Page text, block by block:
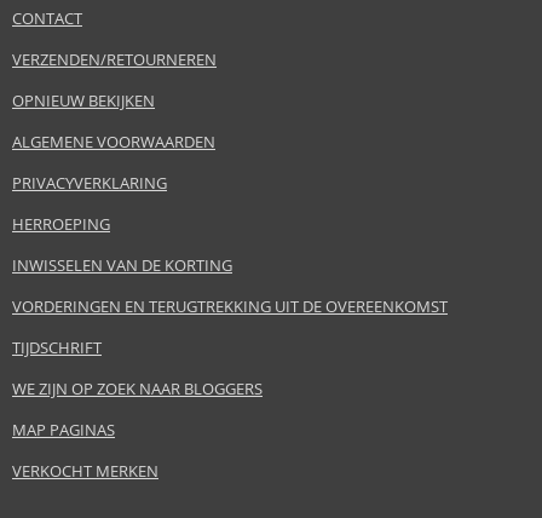
CONTACT
VERZENDEN/RETOURNEREN
OPNIEUW BEKIJKEN
ALGEMENE VOORWAARDEN
PRIVACYVERKLARING
HERROEPING
INWISSELEN VAN DE KORTING
VORDERINGEN EN TERUGTREKKING UIT DE OVEREENKOMST
TIJDSCHRIFT
WE ZIJN OP ZOEK NAAR BLOGGERS
MAP PAGINAS
VERKOCHT MERKEN